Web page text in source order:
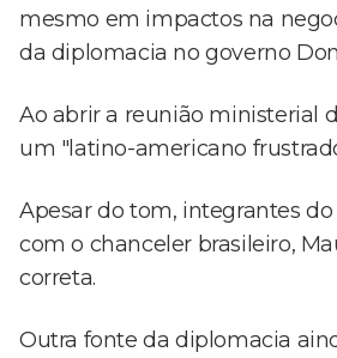
mesmo em impactos na
da diplomacia no governo
Ao abrir a reunião ministerial
um "latino-americano
Apesar do tom, integrantes
com o chanceler brasileiro,
correta.
Outra fonte da diplomacia